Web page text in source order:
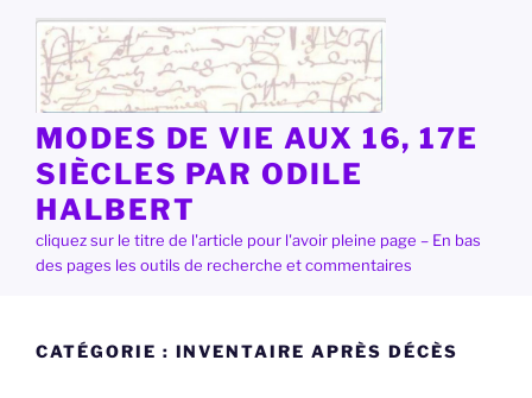
contenu
principal
MODES DE VIE AUX 16, 17E
SIÈCLES PAR ODILE
HALBERT
cliquez sur le titre de l'article pour l'avoir pleine page – En bas
des pages les outils de recherche et commentaires
CATÉGORIE : INVENTAIRE APRÈS DÉCÈS